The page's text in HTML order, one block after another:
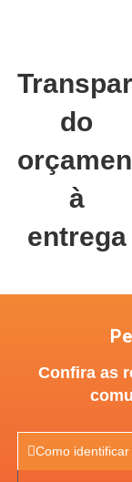
do
à
entrega
Confira as
Como